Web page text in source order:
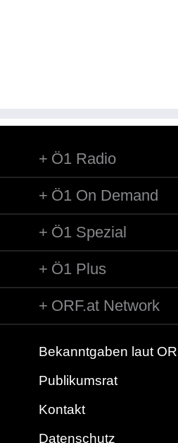
Ö1 Radio
Ö1 On Demand
Ö1 Spezial
Ö1 Plus
ORF.at Network
Bekanntgaben laut
Publikumsrat
Kontakt
Datenschutz